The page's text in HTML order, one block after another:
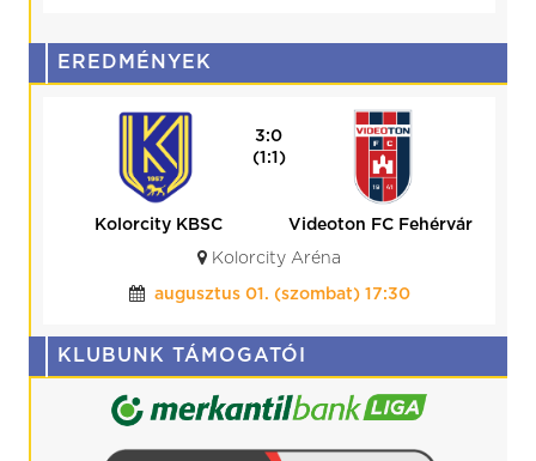
EREDMÉNYEK
0:0
(0:0)
BVSC-Zugló
Kolorcity KBSC
Budapest, BVSC Stadion
július 25. (szombat) 19:00
KLUBUNK TÁMOGATÓI